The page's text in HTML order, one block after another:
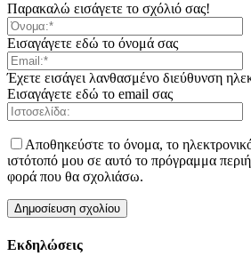
Παρακαλώ εισάγετε το σχόλιό σας!
Εισαγάγετε εδώ το όνομά σας
Έχετε εισάγει λανθασμένο διεύθυνση
Εισαγάγετε εδώ το email σας
Αποθηκεύστε το όνομα, το
ιστότοπό μου σε αυτό το πρόγραμμα
φορά που θα σχολιάσω.
Εκδηλώσεις